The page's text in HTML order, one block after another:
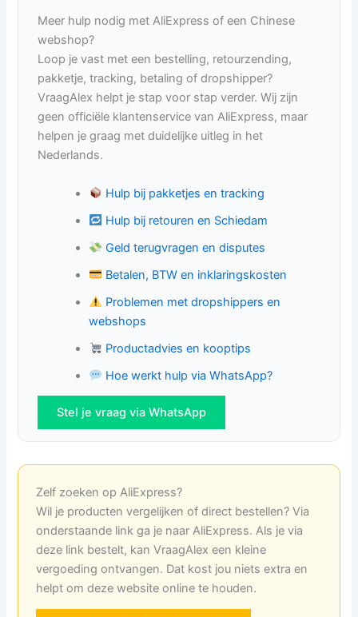
Meer hulp nodig met AliExpress of een Chinese
webshop?
Loop je vast met een bestelling, retourzending,
pakketje, tracking, betaling of dropshipper?
VraagAlex helpt je stap voor stap verder. Wij zijn
geen officiële klantenservice van AliExpress, maar
helpen je graag met duidelijke uitleg in het
Nederlands.
Hulp bij pakketjes en tracking
Hulp bij retouren en Schiedam
Geld terugvragen en disputes
Betalen, BTW en inklaringskosten
Problemen met dropshippers en
webshops
Productadvies en kooptips
Hoe werkt hulp via WhatsApp?
Stel je vraag via WhatsApp
Zelf zoeken op AliExpress?
Wil je producten vergelijken of direct bestellen? Via
onderstaande link ga je naar AliExpress. Als je via
deze link bestelt, kan VraagAlex een kleine
vergoeding ontvangen. Dat kost jou niets extra en
helpt om deze website online te houden.